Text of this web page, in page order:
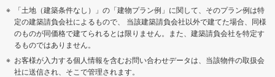
「土地（建築条件なし）」の「建物プラン例」に関して、そのプラン例は特
定の建築請負会社によるもので、 当該建築請負会社以外で建てた場合、同様
のものが同価格で建てられるとは限りません。また、建築請負会社を特定す
るものではありません。
お客様が入力する個人情報を含むお問い合わせデータは、当該物件の取扱会
社に送信され、そこで管理されます。